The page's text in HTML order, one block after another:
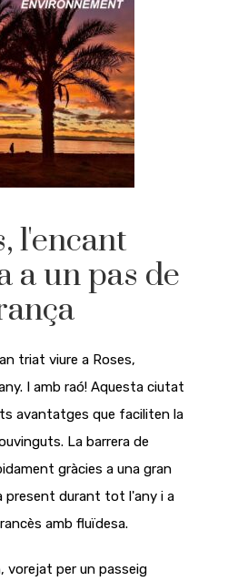
l'encant
a un pas de
triat viure a Roses,
I amb raó! Aquesta ciutat
avantatges que faciliten la
La barrera de
gràcies a una gran
durant tot l'any i a
amb fluïdesa.
vorejat per un passeig